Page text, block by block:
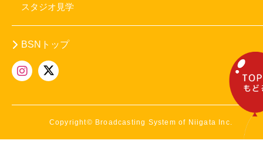
スタジオ見学
BSNトップ
Copyright© Broadcasting System of Niigata Inc.